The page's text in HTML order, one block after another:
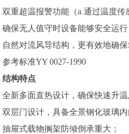
双重超温报警功能（a.通过温度传
确保无人值守时设备能够安全运行
自然对流风导结构，更有效地确
参考标准YY 0027-1990
结构特点
全新多面直热设计，确保快速升温
双层门设计，具备全景钢化玻璃
抽屉式载物搁架防倾倒承重大；